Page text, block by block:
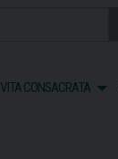
VITA CONSACRATA